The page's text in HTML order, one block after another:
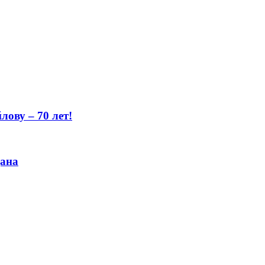
– 70 лет!